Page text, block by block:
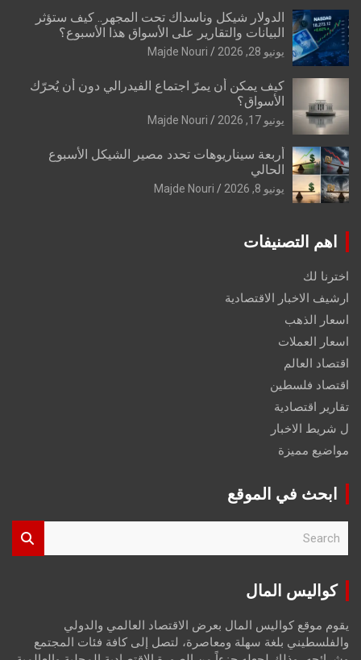
الدولار شيكل وناسداك تحت المجهر.. كيف ستؤثر
البيانات والتقارير على الأسواق هذا الأسبوع؟
يونيو 28, 2026 Majde Nouri
كيف يمكن أن يمرّ اجتماع الفيدرالي دون أن يُحرّك
الأسواق؟
يونيو 17, 2026 Majde Nouri
أربعة سيناريوهات تحدد مصير الشيكل الأسبوع
الحالي
يونيو 8, 2026 Majde Nouri
اهم التصنيفات
اخترنا لك
ارشيف الاخبار الاقتصادية
اسعار الذهب
اسعار العملات
اقتصاد العالم
اقتصاد فلسطين
تقارير اقتصادية
ل شريط الاخبار
مواضيع مميزة
ابحث في الموقع
r
كواليس المال
يقوم موقع كواليس المال بعرض الاقتصاد العالمي والدولي
والفلسطيني بلغة سهلة ومعاصرة، لتصل إلى كافة فئات المجتمع